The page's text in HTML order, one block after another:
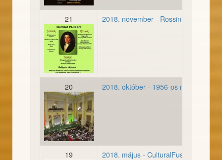
21
20181124-plakat.jpg
2018. november - Rossini mise
20
1956-os megemlékezés
2018. október - 1956-os
19 2018. május - CulturalFusions